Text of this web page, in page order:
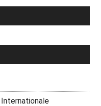
Internationale